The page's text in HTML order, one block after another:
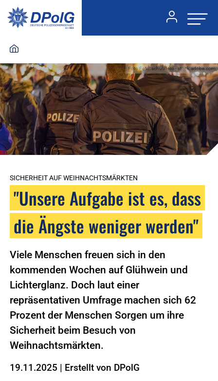
Foto:Foto: schulzfoto - stock.adobe.com
SICHERHEIT AUF WEIHNACHTSMÄRKTEN
"Unsere Aufgabe ist es, dass
die Ängste weniger werden"
Viele Menschen freuen sich in den
kommenden Wochen auf Glühwein und
Lichterglanz. Doch laut einer
repräsentativen Umfrage machen sich 62
Prozent der Menschen Sorgen um ihre
Sicherheit beim Besuch von
Weihnachtsmärkten.
19.11.2025 | Erstellt von DPolG